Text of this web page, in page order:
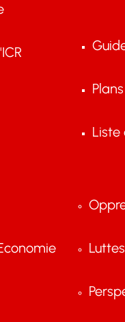
Liste
Luttes